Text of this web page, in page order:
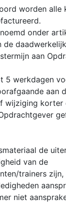
worden alle
onder
aan
5 werkdagen
aan
wijziging korter
de
van de
trainers
niet